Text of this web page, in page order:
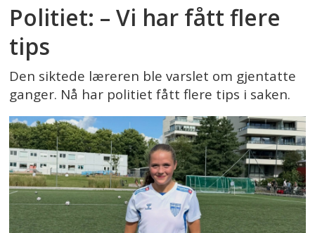
Politiet: – Vi har fått flere
tips
Den siktede læreren ble varslet om gjentatte
ganger. Nå har politiet fått flere tips i saken.